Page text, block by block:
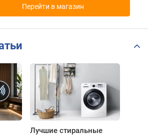
Перейти в магазин
Лучшие стиральные